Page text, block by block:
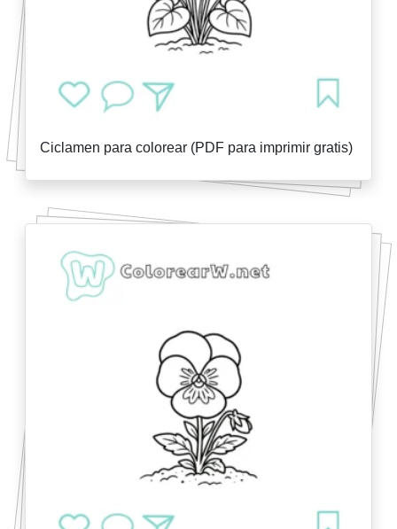
Ciclamen para colorear (PDF para imprimir gratis)